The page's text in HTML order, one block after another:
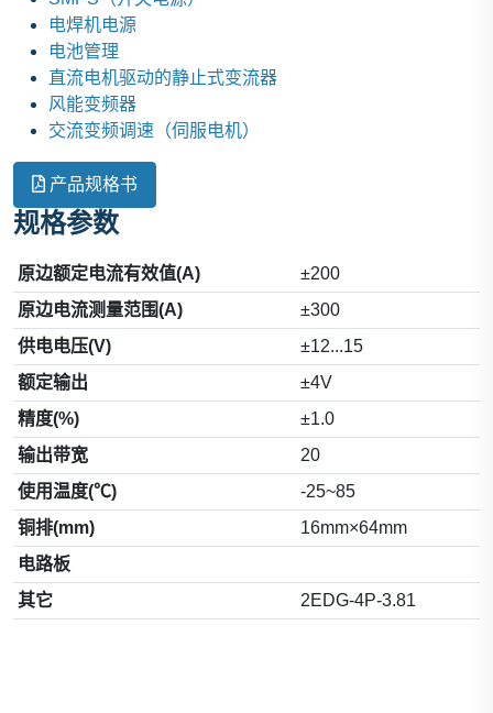
电焊机电源
电池管理
直流电机驱动的静止式变流器
风能变频器
交流变频调速（伺服电机）
产品规格书
规格参数
原边额定电流有效值(A)
±200
原边电流测量范围(A)
±300
供电电压(V)
±12...15
额定输出
±4V
精度(%)
±1.0
输出带宽
20
使用温度(℃)
-25~85
铜排(mm)
16mm×64mm
电路板
其它
2EDG-4P-3.81